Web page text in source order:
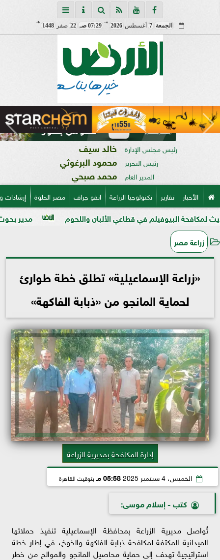
الجمعة 7 أغسطس 2026
مـ
07:29 صـ 22 صفر 1448
هـ
رئيس مجلس الإدارة خالد سيف
رئيس التحرير محمود البرغوثي
المدير العام محمد صبحي
الأخبار تقارير تكنولوجيا الزراعة انفو جراف مصر الحلوة
مدير بحوث أمراض في قطاعي الألبان واللحوم
زراعة مصر
«زراعة الإسماعيلية» تطلق خطة طوارئ
لحماية المانجو من «ذبابة الفاكهة»
إدارة المكافحة بمديرية الزراعة
الخميس، 4 سبتمبر 2025 05:58 مـ بتوقيت القاهرة
كتب - إسلام موسى:
تُواصل مديرية الزراعة بمحافظة الإسماعيلية تنفيذ حملاتها
الميدانية المكثفة لمكافحة ذبابة الفاكهة والخوخ، في إطار خطة
استراتيجية تهدف إلى حماية محاصيل المانجو والموالح من خطر